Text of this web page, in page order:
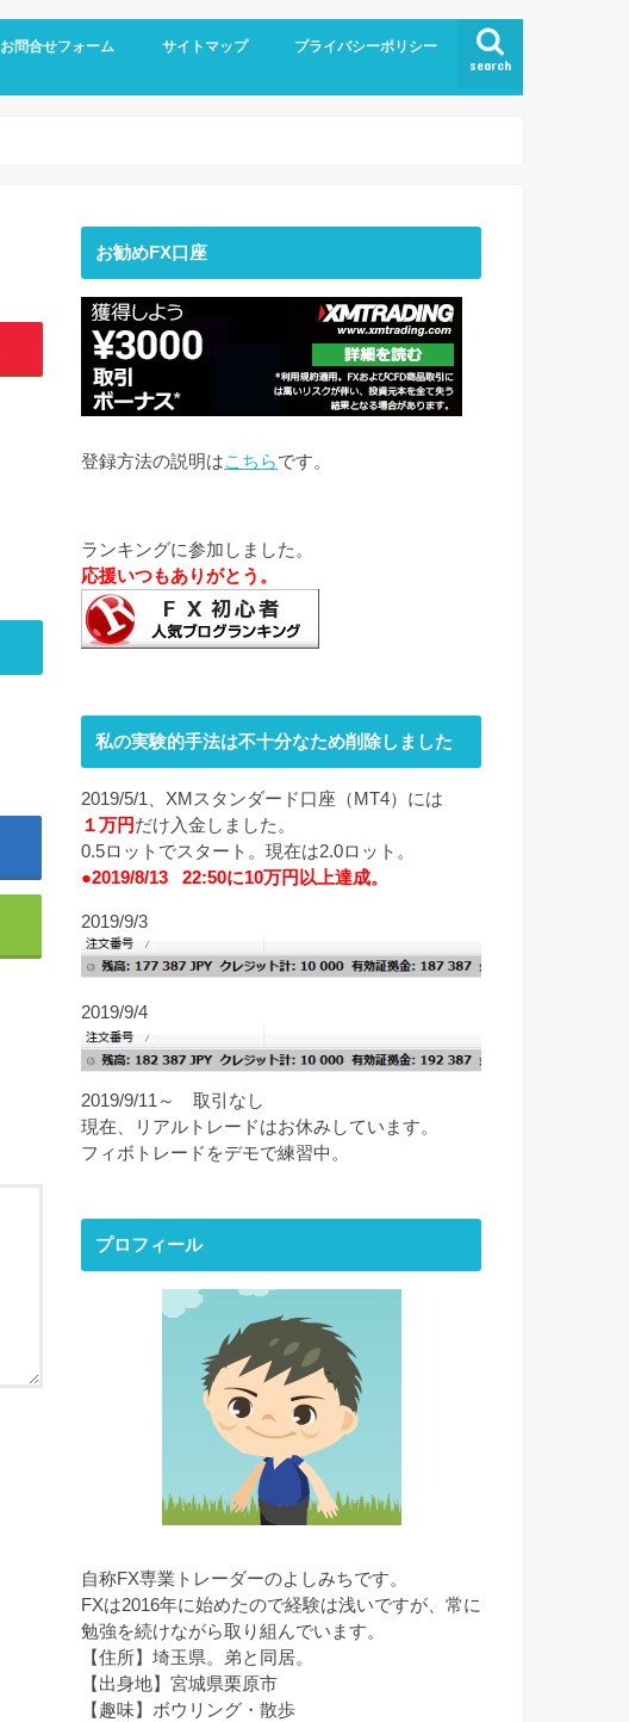
search
お問合せフォーム サイトマップ プライバシーポリシー
お勧めFX口座
登録方法の説明はこちらです。
ランキングに参加しました。
応援いつもありがとう。
私の実験的手法は不十分なため削除しました
2019/5/1、XMスタンダード口座（MT4）には
１万円だけ入金しました。
0.5ロットでスタート。現在は2.0ロット。
●2019/8/13 22:50に10万円以上達成。
2019/9/3
2019/9/4
2019/9/11～ 取引なし
現在、リアルトレードはお休みしています。
フィボトレードをデモで練習中。
プロフィール
自称FX専業トレーダーのよしみちです。
FXは2016年に始めたので経験は浅いですが、常に
勉強を続けながら取り組んでいます。
【住所】埼玉県。弟と同居。
【出身地】宮城県栗原市
【趣味】ボウリング・散歩